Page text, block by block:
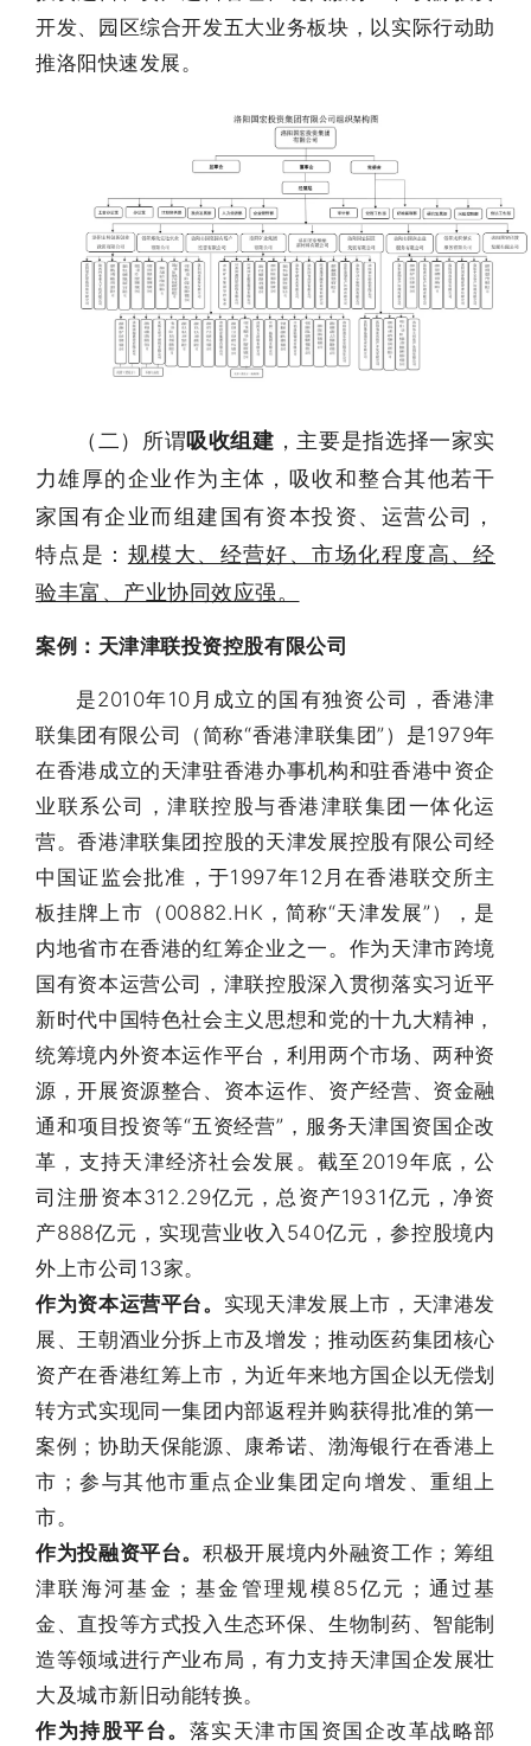
开发、园区综合开发五大业务板块，以实际行动助
推洛阳快速发展。
（二）所谓吸收组建 ，主要是指选择一家实
力雄厚的企业作为主体，吸收和整合其他若干
家国有企业而组建国有资本投资、运营公司，
特点是： 规模大、经营好、市场化程度高、经
验丰富、产业协同效应强。
案例：天津津联投资控股有限公司
是2010年10月成立的国有独资公司，香港津
联集团有限公司（简称“香港津联集团”）是1979年
在香港成立的天津驻香港办事机构和驻香港中资企
业联系公司，津联控股与香港津联集团一体化运
营。香港津联集团控股的天津发展控股有限公司经
中国证监会批准，于1997年12月在香港联交所主
板挂牌上市（00882.HK，简称“天津发展”），是
内地省市在香港的红筹企业之一。作为天津市跨境
国有资本运营公司，津联控股深入贯彻落实习近平
新时代中国特色社会主义思想和党的十九大精神，
统筹境内外资本运作平台，利用两个市场、两种资
源，开展资源整合、资本运作、资产经营、资金融
通和项目投资等“五资经营”，服务天津国资国企改
革，支持天津经济社会发展。截至2019年底，公
司注册资本312.29亿元，总资产1931亿元，净资
产888亿元，实现营业收入540亿元，参控股境内
外上市公司13家。
作为资本运营平台。 实现天津发展上市，天津港发
展、王朝酒业分拆上市及增发；推动医药集团核心
资产在香港红筹上市，为近年来地方国企以无偿划
转方式实现同一集团内部返程并购获得批准的第一
案例；协助天保能源、康希诺、渤海银行在香港上
市；参与其他市重点企业集团定向增发、重组上
市。
作为投融资平台。积极开展境内外融资工作；筹组
津联海河基金；基金管理规模85亿元；通过基
金、直投等方式投入生态环保、生物制药、智能制
造等领域进行产业布局，有力支持天津国企发展壮
大及城市新旧动能转换。
作为持股平台。 落实天津市国资国企改革战略部